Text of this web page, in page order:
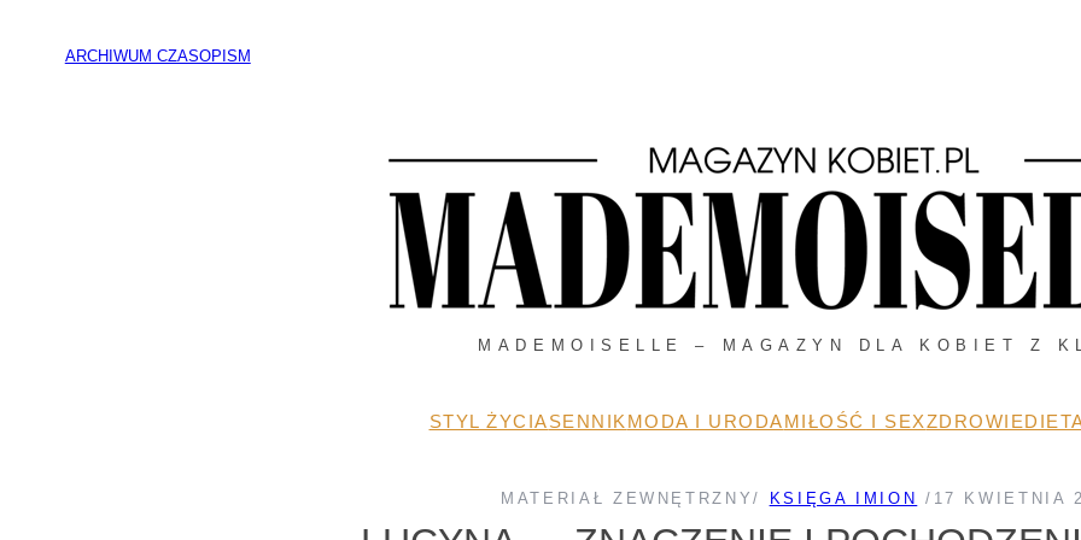
ARCHIWUM CZASOPISM
MADEMOISELLE – MAGAZYN DLA KOBIET Z
STYL ŻYCIASENNIK MODA I URODAMIŁOŚĆ I SEXZDROWIE
MATERIAŁ ZEWNĘTRZNY/ KSIĘGA IMION / 17 KWIETNIA